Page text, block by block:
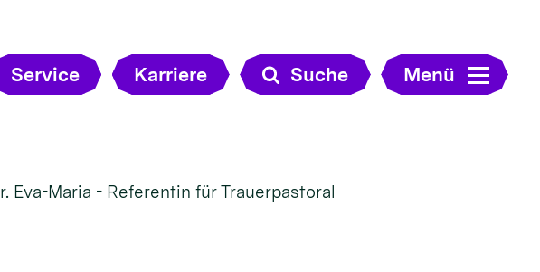
Service Karriere Suche Menü
Eva-Maria - Referentin für Trauerpastoral